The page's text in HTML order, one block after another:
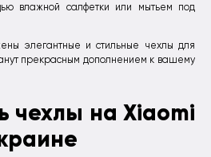
влажной салфетки или мытьем под
элегантные и стильные чехлы для
прекрасным дополнением к вашему
чехлы на Xiaomi